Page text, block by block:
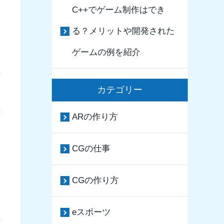
C++でゲーム制作はでき
る？メリットや開発された
ゲームの例を紹介
カテゴリー
ARの作り方
CGの仕事
CGの作り方
eスポーツ